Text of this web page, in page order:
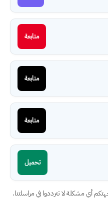
متابعة
متابعة
متابعة
تحميل
أي مشكلة لا تترددوا في مراسلتنا.